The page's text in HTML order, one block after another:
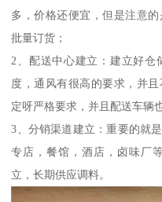
多，价格还便宜，但是注意
批量订货；
2、配送中心建立：建立好仓
度，通风有很高的要求，并
定呀严格要求，并且配送车辆
3、分销渠道建立：重要的就
专店，餐馆，酒店，卤味厂
立，长期供应调料。